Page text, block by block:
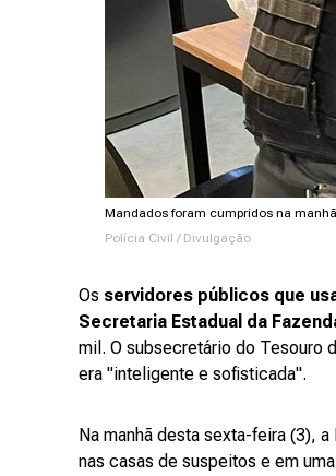
Mandados foram cumpridos na
Polícia Civil / Divulgação
Os servidores públicos que
Secretaria Estadual da
mil. O subsecretário do Tesouro
era "inteligente e sofisticada".
Na manhã desta sexta-feira (3),
nas casas de suspeitos e em